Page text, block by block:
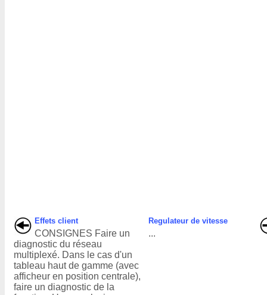
Effets client
CONSIGNES Faire un
diagnostic du réseau
multiplexé. Dans le cas d'un
tableau haut de gamme (avec
afficheur en position centrale),
faire un diagnostic de la
Regulateur de vitesse
...